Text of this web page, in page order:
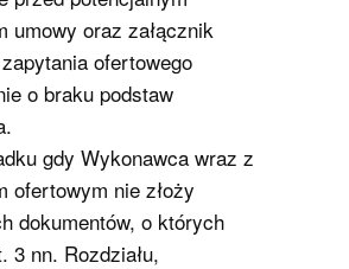
umowy oraz załącznik
ofertowego
o braku podstaw
gdy Wykonawca wraz z
ofertowym nie złoży
dokumentów, o których
3 nn. Rozdziału,